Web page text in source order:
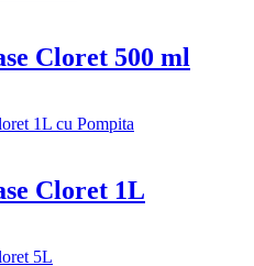
Cloret 500 ml
Cloret 1L